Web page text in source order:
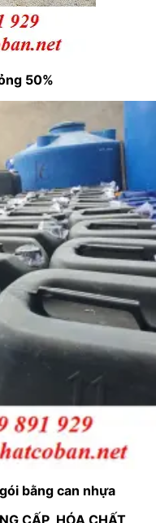
50%
bằng can nhựa